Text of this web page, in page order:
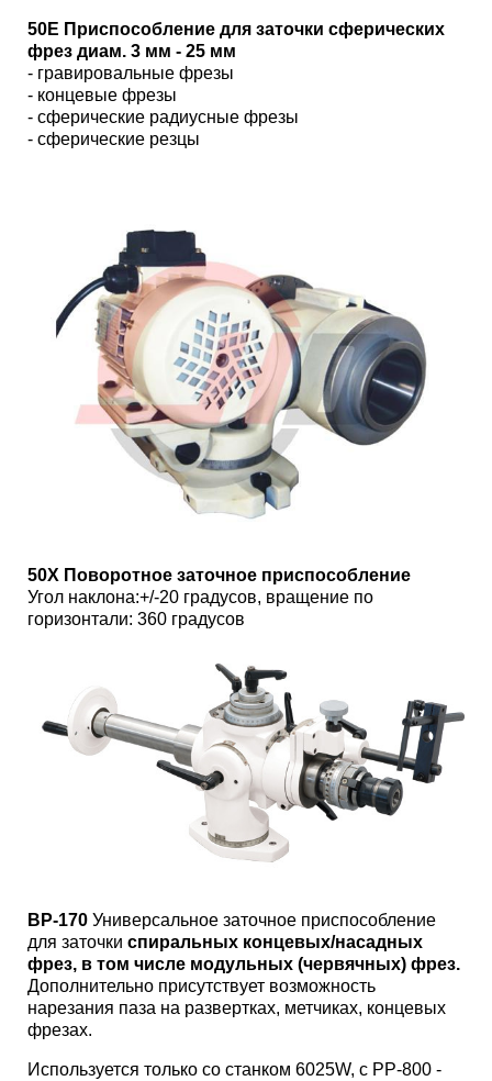
50Е Приспособление для заточки сферических
фрез диам. 3 мм - 25 мм
- гравировальные фрезы
- концевые фрезы
- сферические радиусные фрезы
- сферические резцы
50X Поворотное заточное приспособление
Угол наклона:+/-20 градусов, вращение по
горизонтали: 360 градусов
ВР-170 Универсальное заточное приспособление
для заточки спиральных концевых/насадных
фрез, в том числе модульных (червячных) фрез.
Дополнительно присутствует возможность
нарезания паза на развертках, метчиках, концевых
фрезах.
Используется только со станком 6025W, с PP-800 -